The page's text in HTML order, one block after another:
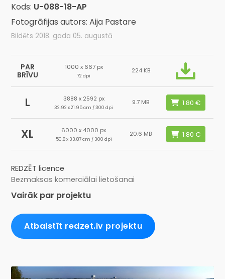
Kods: U-088-18-AP
Fotogrāfijas autors: Aija Pastare
Bildēts 2018. gada 05. augustā
PAR
BRĪVU
1000 x 667 px
72 dpi
224 KB
L 3888 x 2592 px
32.92 x 21.95 cm / 300 dpi
9.7 MB
XL 6000 x 4000 px
50.8 x 33.87 cm / 300 dpi
20.6 MB
REDZĒT licence
Bezmaksas komerciālai lietošanai
Vairāk par projektu
Atbalstīt redzet.lv projektu